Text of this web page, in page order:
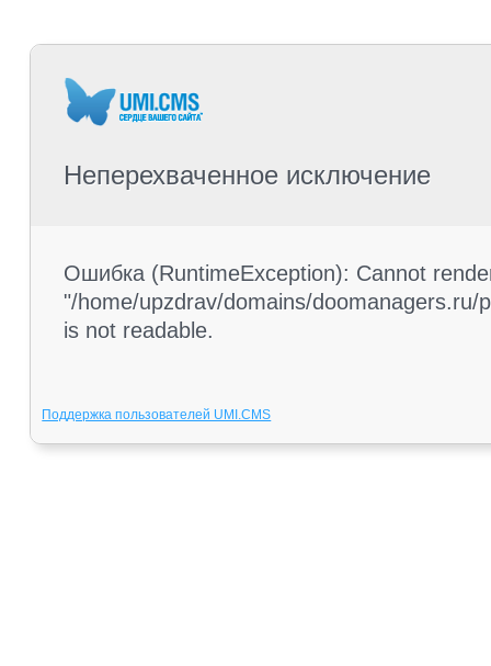
Неперехваченное исключение
Ошибка (RuntimeException): Cannot
"/home/upzdrav/domains/
is not readable.
Поддержка пользователей UMI.CMS